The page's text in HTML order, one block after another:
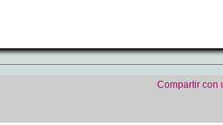
Compartir con